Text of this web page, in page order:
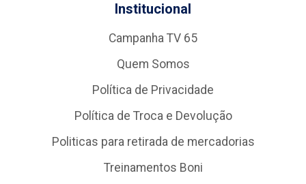
Institucional
Campanha TV 65
Quem Somos
Política de Privacidade
Política de Troca e Devolução
Politicas para retirada de mercadorias
Treinamentos Boni